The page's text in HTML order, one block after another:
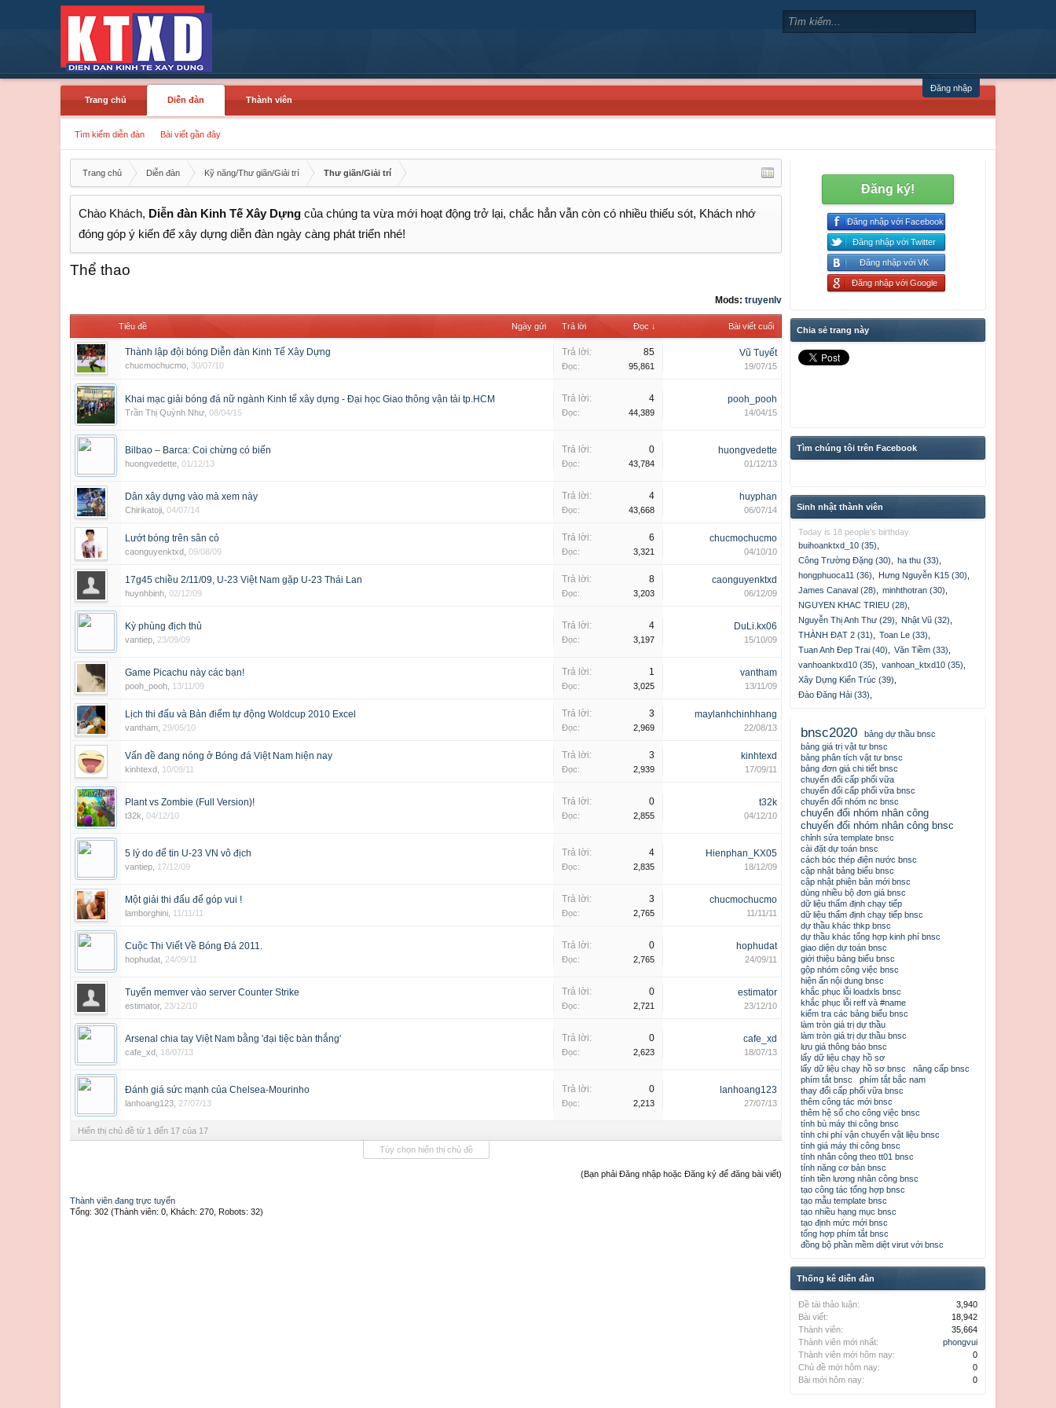
Đăng nhập
Trang chủ
Diễn đàn
Tìm kiếm diễn đàn Bài viết gần đây
Thành viên
Trang chủ Diễn đàn Kỹ năng/Thư giãn/Giải trí Thư giãn/Giải trí
Chào Khách, Diễn đàn Kinh Tế Xây Dựng của chúng ta vừa mới hoạt động trở lại, chắc hẳn vẫn còn có nhiều thiếu sót, Khách nhớ
đóng góp ý kiến để xây dựng diễn đàn ngày càng phát triển nhé!
Thể thao
Mods: truyenlv
Tiêu đề Ngày gửi Trả lời Đọc ↓ Bài viết cuối
Thành lập đội bóng Diễn đàn Kinh Tế Xây Dựng
chucmochucmo 30/07/10
Trả lời: 85
Đọc: 95,861
Vũ Tuyết
19/07/15
Khai mạc giải bóng đá nữ ngành Kinh tế xây dựng - Đại học Giao thông vận tải tp.HCM
Trần Thị Quỳnh Như 08/04/15
Trả lời: 4
Đọc: 44,389
pooh_pooh
14/04/15
Bilbao – Barca: Coi chừng có biến
huongvedette 01/12/13
Trả lời: 0
Đọc: 43,784
huongvedette
01/12/13
Dân xây dựng vào mà xem này
Chirikatoji 04/07/14
Trả lời: 4
Đọc: 43,668
huyphan
06/07/14
Lướt bóng trên sân cỏ
caonguyenktxd 09/08/09
Trả lời: 6
Đọc: 3,321
chucmochucmo
04/10/10
17g45 chiều 2/11/09, U-23 Việt Nam gặp U-23 Thái Lan
huynhbinh 02/12/09
Trả lời: 8
Đọc: 3,203
caonguyenktxd
06/12/09
Kỳ phùng địch thủ
vantiep 23/09/09
Trả lời: 4
Đọc: 3,197
DuLi.kx06
15/10/09
Game Picachu này các bạn!
pooh_pooh 13/11/09
Trả lời: 1
Đọc: 3,025
vantham
13/11/09
Lịch thi đấu và Bản điểm tự động Woldcup 2010 Excel
vantham 29/05/10
Trả lời: 3
Đọc: 2,969
maylanhchinhhang
22/08/13
Vấn đề đang nóng ở Bóng đá Việt Nam hiện nay
kinhtexd 10/09/11
Trả lời: 3
Đọc: 2,939
kinhtexd
17/09/11
Plant vs Zombie (Full Version)!
t32k 04/12/10
Trả lời: 0
Đọc: 2,855
t32k
04/12/10
5 lý do để tin U-23 VN vô địch
vantiep 17/12/09
Trả lời: 4
Đọc: 2,835
Hienphan_KX05
18/12/09
Một giải thi đấu để góp vui !
lamborghini 11/11/11
Trả lời: 3
Đọc: 2,765
chucmochucmo
11/11/11
Cuộc Thi Viết Về Bóng Đá 2011.
hophudat 24/09/11
Trả lời: 0
Đọc: 2,765
hophudat
24/09/11
Tuyển memver vào server Counter Strike
estimator, 23/12/10
Trả lời: 0
Đọc: 2,721
estimator
23/12/10
Arsenal chia tay Việt Nam bằng 'đại tiệc bàn thắng'
cafe_xd 18/07/13
Trả lời: 0
Đọc: 2,623
cafe_xd
18/07/13
Đánh giá sức mạnh của Chelsea-Mourinho
lanhoang123 27/07/13
Trả lời: 0
Đọc: 2,213
lanhoang123
27/07/13
Hiển thị chủ đề từ 1 đến 17 của 17
Tùy chọn hiển thị chủ đề
(Bạn phải Đăng nhập hoặc Đăng ký để đăng bài viết)
Thành viên đang trực tuyến
Tổng: 302 (Thành viên: 0, Khách: 270, Robots: 32)
Đăng ký!
Đăng nhập với Facebook
Đăng nhập với Twitter
Đăng nhập với VK
Đăng nhập với Google
Chia sẻ trang này
Tìm chúng tôi trên Facebook
Sinh nhật thành viên
Today is 18 people's birthday.
buihoanktxd_10 (35)
Công Trường Đặng (30)
ha thu (33)
hongphuoca11 (36)
Hưng Nguyễn K15 (30)
James Canaval (28)
minhthotran (30)
NGUYEN KHAC TRIEU (28)
Nguyễn Thị Anh Thư (29)
Nhật Vũ (32)
THÀNH ĐẠT 2 (31)
Toan Le (33)
Tuan Anh Đep Trai (40)
Văn Tiềm (33)
vanhoanktxd10 (35)
vanhoan_ktxd10 (35)
Xây Dựng Kiến Trúc (39)
Đào Đăng Hải (33)
bnsc2020
bảng dự thầu bnsc
bảng giá trị vật tư bnsc
bảng phân tích vật tư bnsc
bảng đơn giá chi tiết bnsc
chuyển đổi cấp phối vữa
chuyển đổi cấp phối vữa bnsc
chuyển đổi nhóm nc bnsc
chuyển đổi nhóm nhân công
chuyển đổi nhóm nhân công bnsc
chỉnh sửa template bnsc
cài đặt dự toán bnsc
cách bóc thép điện nước bnsc
cập nhật bảng biểu bnsc
cập nhật phiên bản mới bnsc
dùng nhiều bộ đơn giá bnsc
dữ liệu thẩm định chạy tiếp
dữ liệu thẩm định chạy tiếp bnsc
dự thầu khác thkp bnsc
dự thầu khác tổng hợp kinh phí bnsc
giao diện dự toán bnsc
giới thiệu bảng biểu bnsc
gộp nhóm công việc bnsc
hiện ẩn nội dung bnsc
khắc phục lỗi loadxls bnsc
khắc phục lỗi reff và #name
kiểm tra các bảng biểu bnsc
làm tròn giá trị dự thầu
làm tròn giá trị dự thầu bnsc
lưu giá thông báo bnsc
lấy dữ liệu chạy hồ sơ
lấy dữ liệu chạy hồ sơ bnsc
nâng cấp bnsc
phím tắt bnsc
phím tắt bắc nam
thay đổi cấp phối vữa bnsc
thêm công tác mới bnsc
thêm hệ số cho công việc bnsc
tính bù máy thi công bnsc
tính chi phí vận chuyển vật liệu bnsc
tính giá máy thi công bnsc
tính nhân công theo tt01 bnsc
tính năng cơ bản bnsc
tính tiền lương nhân công bnsc
tạo công tác tổng hợp bnsc
tạo mẫu template bnsc
tạo nhiều hạng mục bnsc
tạo định mức mới bnsc
tổng hợp phím tắt bnsc
đồng bộ phần mềm diệt virut với bnsc
Thống kê diễn đàn
Đề tài thảo luận:
3,940
Bài viết:
18,942
Thành viên:
35,664
Thành viên mới nhất:
phongvui
Thành viên mới hôm nay:
0
Chủ đề mới hôm nay:
0
Bài mới hôm nay:
0